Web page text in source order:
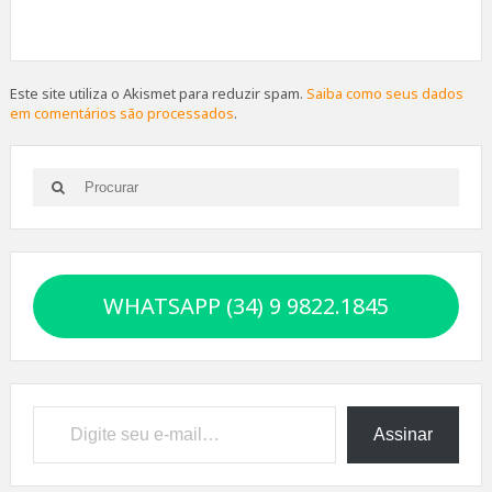
Este site utiliza o Akismet para reduzir spam. Saiba como seus dados
em comentários são processados.
for:
Search
WHATSAPP (34) 9 9822.1845
Digite seu e-mail…
Assinar